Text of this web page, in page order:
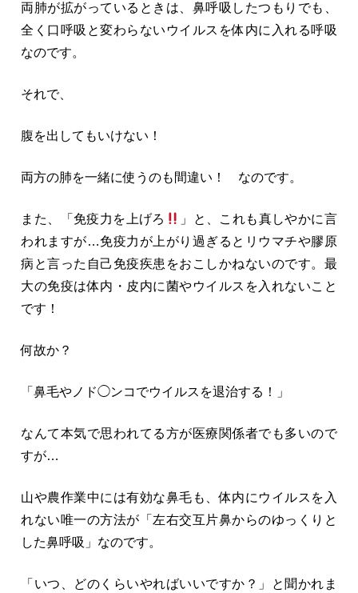
両肺が拡がっているときは、鼻呼吸したつもりでも、
全く口呼吸と変わらないウイルスを体内に入れる呼吸
なのです。
それで、
腹を出してもいけない！
両方の肺を一緒に使うのも間違い！ なのです。
また、「免疫力を上げろ
」と、これも真しやかに言
われますが…免疫力が上がり過ぎるとリウマチや膠原
病と言った自己免疫疾患をおこしかねないのです。最
大の免疫は体内・皮内に菌やウイルスを入れないこと
です！
何故か？
「鼻毛やノド◯ンコでウイルスを退治する！」
なんて本気で思われてる方が医療関係者でも多いので
すが…
山や農作業中には有効な鼻毛も、体内にウイルスを入
れない唯一の方法が「左右交互片鼻からのゆっくりと
した鼻呼吸」なのです。
「いつ、どのくらいやればいいですか？」と聞かれま